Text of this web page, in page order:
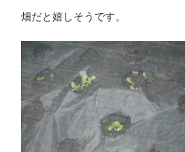
畑だと嬉しそうです。